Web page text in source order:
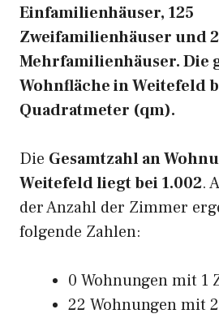
Einfamilienhäuser, 125
Zweifamilienhäuser und
Mehrfamilienhäuser. Die
Wohnfläche in Weitefeld
Quadratmeter (qm).
Die Gesamtzahl an
Weitefeld liegt bei 1.002.
der Anzahl der Zimmer
folgende Zahlen:
0 Wohnungen mit 1
22 Wohnungen mit